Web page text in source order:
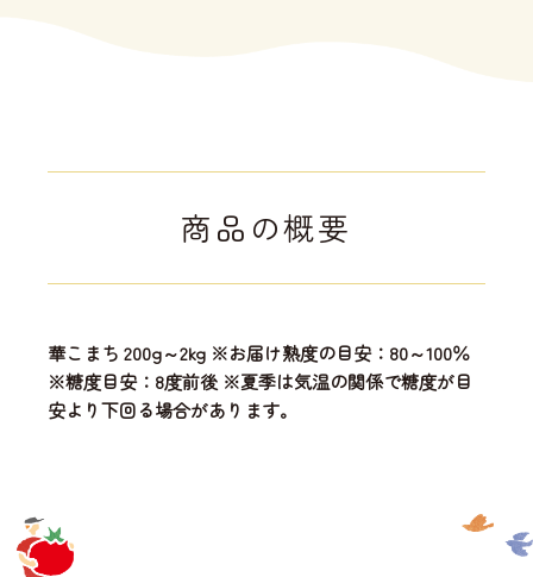
商品の概要
華こまち 200g～2kg ※お届け熟度の目安：80～100％
※糖度目安：8度前後 ※夏季は気温の関係で糖度が目
安より下回る場合があります。